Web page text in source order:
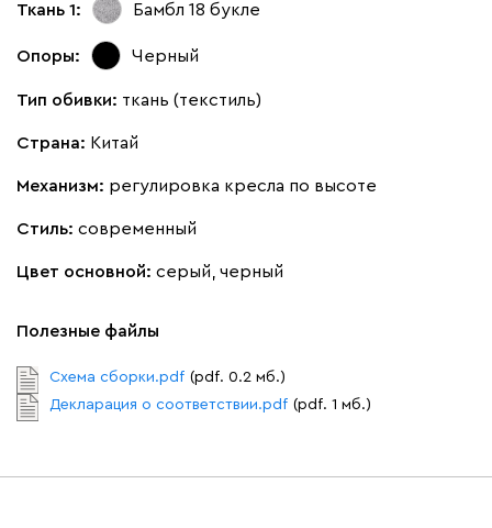
Ткань 1: Бамбл 18 букле
Опоры: Черный
Тип обивки: ткань (текстиль)
Страна: Китай
Механизм: регулировка кресла по высоте
Стиль: современный
Цвет основной: серый, черный
Полезные файлы
Схема сборки.pdf (pdf. 0.2 мб.)
Декларация о соответствии.pdf (pdf. 1 мб.)